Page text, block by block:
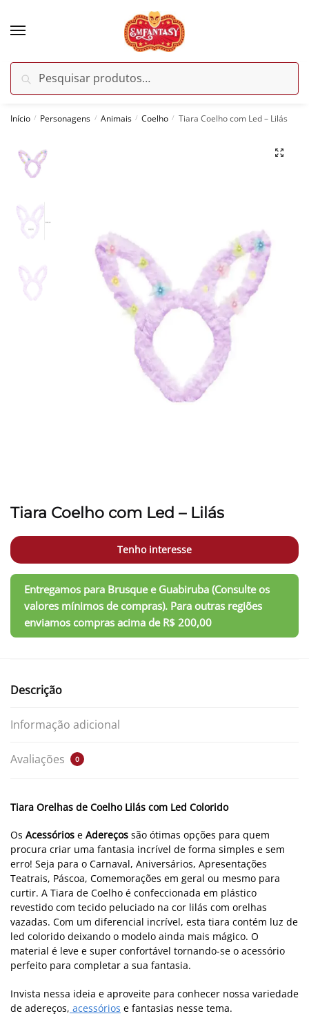
por:
Pesquisar
Início / Personagens / Animais / Coelho / Tiara Coelho com Led – Lilás
Tiara Coelho com Led – Lilás
Tenho interesse
Descrição
Informação adicional
Avaliações 0
Tiara Orelhas de Coelho Lilás com Led Colorido
Os Acessórios e Adereços são ótimas opções para quem
procura criar uma fantasia incrível de forma simples e sem
erro! Seja para o Carnaval, Aniversários, Apresentações
Teatrais, Páscoa, Comemorações em geral ou mesmo para
curtir. A Tiara de Coelho é confeccionada em plástico
revestido com tecido peluciado na cor lilás com orelhas
vazadas. Com um diferencial incrível, esta tiara contém luz de
led colorido deixando o modelo ainda mais mágico. O
material é leve e super confortável tornando-se o acessório
perfeito para completar a sua fantasia.
Invista nessa ideia e aproveite para conhecer nossa variedade
de adereços, acessórios e fantasias nesse tema.